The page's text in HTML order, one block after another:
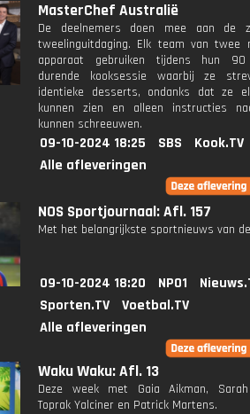
MasterChef Australië
De deelnemers doen mee aan de
tweelinguitdaging. Elk team van twee
apparaat gebruiken tijdens hun 90
durende kooksessie waarbij ze
identieke desserts, ondanks dat ze
kunnen zien en alleen instructies
kunnen schreeuwen.
09-10-2024 18:25 SBS
Kook.TV
Alle afleveringen
NOS Sportjournaal: Afl. 157
Met het belangrijkste sportnieuws van
09-10-2024 18:20 NPO1
Sporten.TV
Voetbal.TV
Alle afleveringen
Waku Waku: Afl. 13
Deze week met Gaia Aikman,
Toprak Yalciner en Patrick Martens.